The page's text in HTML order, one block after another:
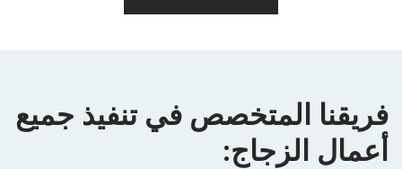
فريقنا المتخصص في تنفيذ جميع
أعمال الزجاج: